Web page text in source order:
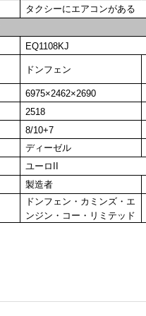
タクシーにエアコンがある
EQ1108KJ
ドンフェン
6975×2462×2690
2518
8/10+7
ディーゼル
ユーロII
製造者
ドンフェン・カミンズ・エ
ンジン・コー・リミテッド